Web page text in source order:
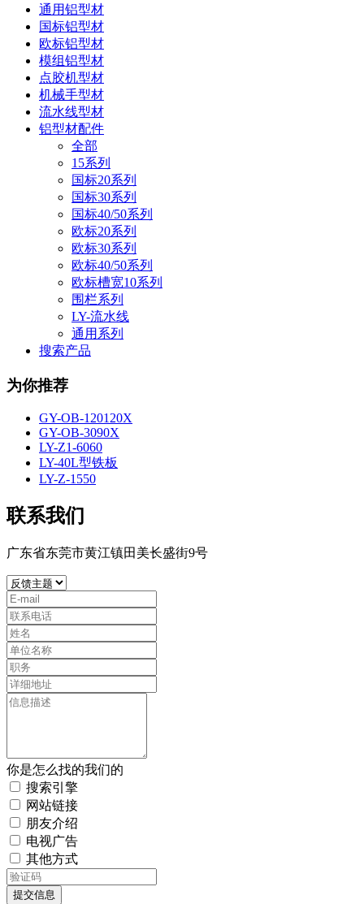
通用铝型材
国标铝型材
欧标铝型材
模组铝型材
点胶机型材
机械手型材
流水线型材
铝型材配件
全部
15系列
国标20系列
国标30系列
国标40/50系列
欧标20系列
欧标30系列
欧标40/50系列
欧标槽宽10系列
围栏系列
LY-流水线
通用系列
搜索产品
为你推荐
GY-OB-120120X
GY-OB-3090X
LY-Z1-6060
LY-40L型铁板
LY-Z-1550
联系我们
广东省东莞市黄江镇田美长盛街9号
你是怎么找的我们的
搜索引擎
网站链接
朋友介绍
电视广告
其他方式
提交信息